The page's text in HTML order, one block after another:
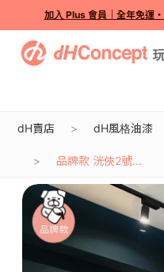
加入 Plus 會員｜全年免運
dH賣店 dH風格油漆
品牌款 洸俠2號...